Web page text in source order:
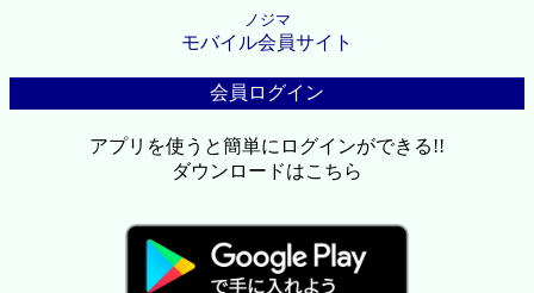
ノジマ
モバイル会員サイト
会員ログイン
アプリを使うと簡単にログインができる!!
ダウンロードはこちら